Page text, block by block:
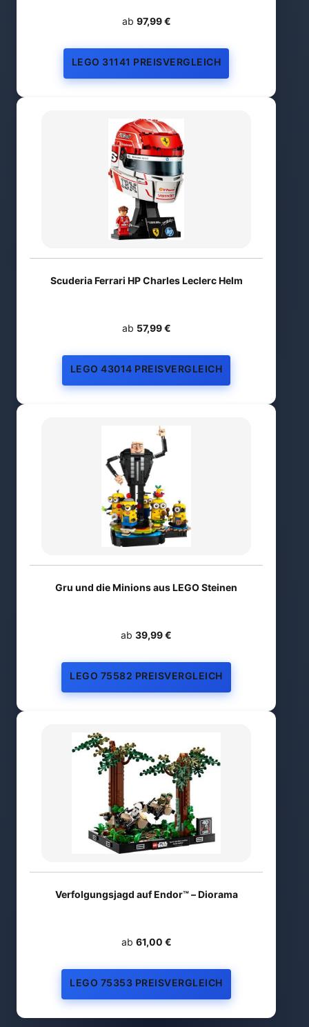
ab 97,99 €
LEGO 31141 PREISVERGLEICH
Scuderia Ferrari HP Charles Leclerc Helm
ab 57,99 €
LEGO 43014 PREISVERGLEICH
Gru und die Minions aus LEGO Steinen
ab 39,99 €
LEGO 75582 PREISVERGLEICH
Verfolgungsjagd auf Endor™ – Diorama
ab 61,00 €
LEGO 75353 PREISVERGLEICH